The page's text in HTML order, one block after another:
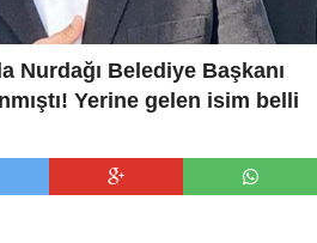
Nurdağı Belediye Başkanı
Yerine gelen isim belli